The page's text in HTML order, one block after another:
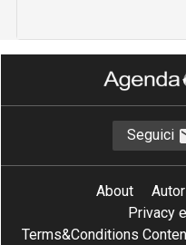
Seguici
About
Privacy
Terms&Conditions